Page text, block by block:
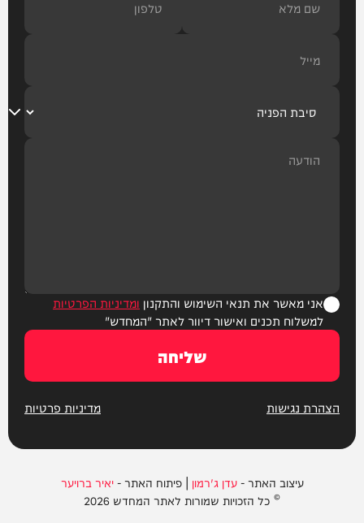
אני מאשר את תנאי השימוש והתקנון ומדיניות הפרטיות
למשלוח תכנים ואישור דיוור לאתר "המחדש"
שליחה
הצהרת נגישות מדיניות פרטיות
עיצוב האתר -עדן ג'רמון | פיתוח האתר -יאיר ברויער
© כל הזכויות שמורות לאתר המחדש 2026